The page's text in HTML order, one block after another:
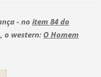
- no item 84 do
o western: O Homem